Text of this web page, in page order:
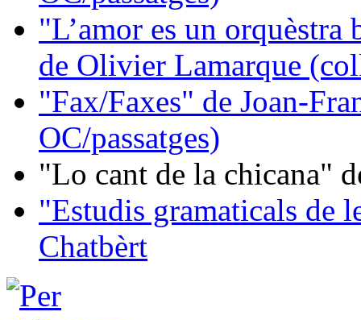
"L’amor es un orquèstra
de Olivier Lamarque
"Fax/Faxes" de Joan-
OC/passatges)
"Lo cant de la chicana"
"Estudis gramaticals de
Chatbèrt